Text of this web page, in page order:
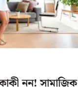
নন! সামাজিক